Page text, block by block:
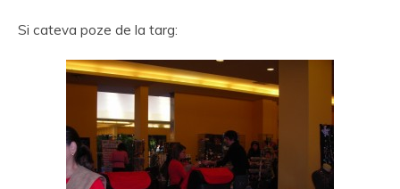
Si cateva poze de la targ: